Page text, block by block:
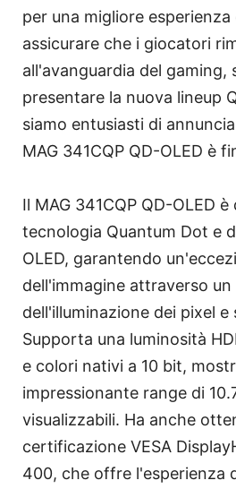
per una migliore
assicurare che i giocatori
all'avanguardia del gaming,
presentare la nuova lineup
siamo entusiasti di
MAG 341CQP QD-OLED è
Il MAG 341CQP QD-OLED
tecnologia Quantum Dot e
OLED, garantendo
dell'immagine attraverso
dell'illuminazione dei pixel
Supporta una luminosità
e colori nativi a 10 bit,
impressionante range di
visualizzabili. Ha anche
certificazione VESA
400, che offre l'esperienza